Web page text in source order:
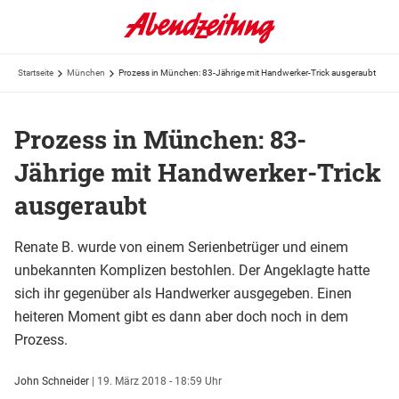
Startseite München Prozess in München: 83-Jährige mit Handwerker-Trick ausgeraubt
Prozess in München: 83-
Jährige mit Handwerker-Trick
ausgeraubt
Renate B. wurde von einem Serienbetrüger und einem
unbekannten Komplizen bestohlen. Der Angeklagte hatte
sich ihr gegenüber als Handwerker ausgegeben. Einen
heiteren Moment gibt es dann aber doch noch in dem
Prozess.
John Schneider | 19. März 2018 - 18:59 Uhr